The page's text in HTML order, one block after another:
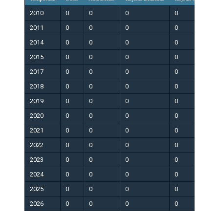
2010 0 0 0 0
2011
0 0 0 0
2014
0 0 0 0
2015
0 0 0 0
2017
0 0 0 0
2018
0 0 0 0
2019
0 0 0 0
2020
0 0 0 0
2021
0 0 0 0
2022
0 0 0 0
2023
0 0 0 0
2024
0 0 0 0
2025
0 0 0 0
2026
0 0 0 0